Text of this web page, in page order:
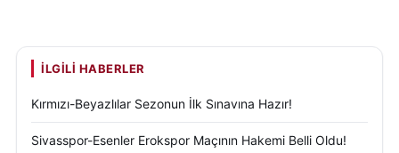
İLGILI HABERLER
Kırmızı-Beyazlılar Sezonun İlk Sınavına Hazır!
Sivasspor-Esenler Erokspor Maçının Hakemi Belli Oldu!